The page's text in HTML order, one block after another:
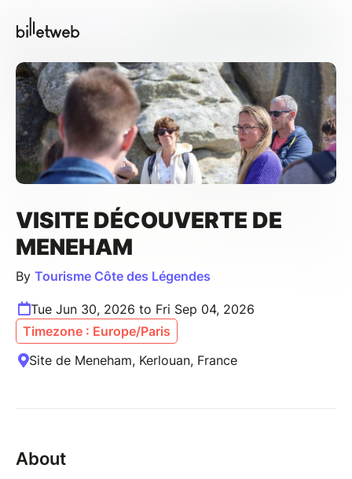
VISITE DÉCOUVERTE DE
MENEHAM
By Tourisme Côte des Légendes
Tue Jun 30, 2026 to Fri Sep 04, 2026
Timezone : Europe/Paris
Site de Meneham, Kerlouan, France
About